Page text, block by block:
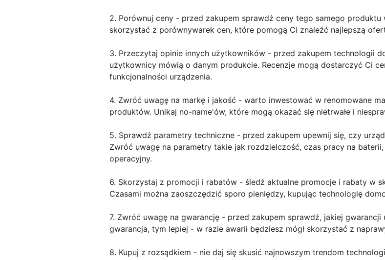
2. Porównuj ceny - przed zakupem sprawdź ceny tego samego
skorzystać z porównywarek cen, które pomogą Ci znaleźć najlepszą
3. Przeczytaj opinie innych użytkowników - przed zakupem technologii
użytkownicy mówią o danym produkcie. Recenzje mogą dostarczyć Ci
funkcjonalności urządzenia.
4. Zwróć uwagę na markę i jakość - warto inwestować w renomowane
produktów. Unikaj no-name'ów, które mogą okazać się nietrwałe i
5. Sprawdź parametry techniczne - przed zakupem upewnij się, czy
Zwróć uwagę na parametry takie jak rozdzielczość, czas pracy na
operacyjny.
6. Skorzystaj z promocji i rabatów - śledź aktualne promocje i rabaty w
Czasami można zaoszczędzić sporo pieniędzy, kupując technologię
7. Zwróć uwagę na gwarancję - przed zakupem sprawdź, jakiej gwarancji
gwarancja, tym lepiej - w razie awarii będziesz mógł skorzystać z
8. Kupuj z rozsądkiem - nie daj się skusić najnowszym trendom